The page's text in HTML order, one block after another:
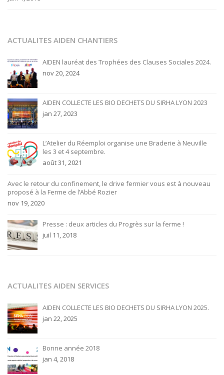
ACTUALITES AIDEN CHANTIERS
AIDEN lauréat des Trophées des Clauses Sociales 2024.
nov 20, 2024
AIDEN COLLECTE LES BIO DECHETS DU SIRHA LYON 2023
jan 27, 2023
L’Atelier du Réemploi organise une Braderie à Neuville
les 3 et 4 septembre.
août 31, 2021
Avec le retour du confinement, le drive fermier vous est à nouveau
proposé à la Ferme de l’Abbé Rozier
nov 19, 2020
Presse : deux articles du Progrès sur la ferme !
juil 11, 2018
ACTUALITES AIDEN SERVICES
AIDEN COLLECTE LES BIO DECHETS DU SIRHA LYON 2025.
jan 22, 2025
Bonne année 2018
jan 4, 2018